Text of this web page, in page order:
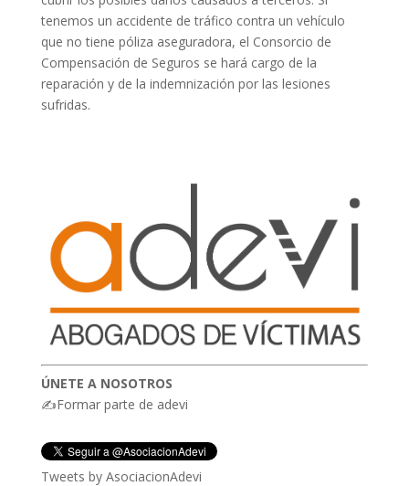
tenemos un accidente de tráfico contra un vehículo
que no tiene póliza aseguradora, el Consorcio de
Compensación de Seguros se hará cargo de la
reparación y de la indemnización por las lesiones
sufridas.
ÚNETE A NOSOTROS
✍Formar parte de adevi
Tweets by AsociacionAdevi